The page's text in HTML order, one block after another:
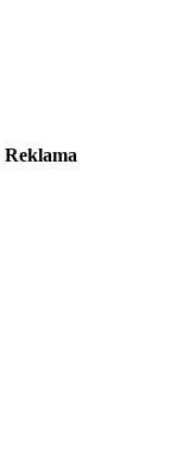
Reklama